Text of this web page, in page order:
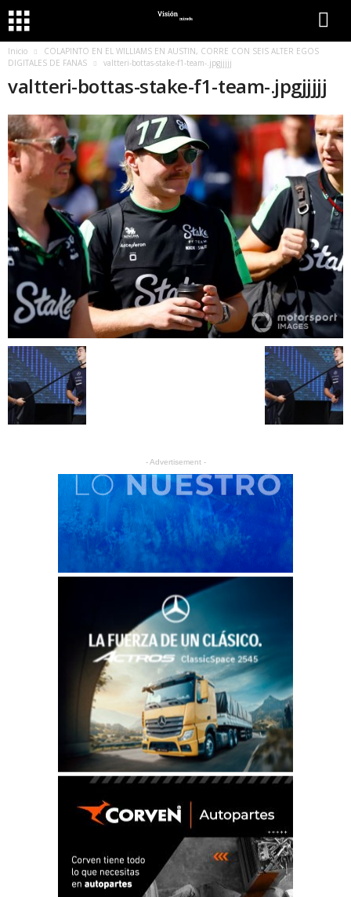
Inicio
COLAPINTO EN EL WILLIAMS EN AUSTIN, CORRE CON SEIS ALTER EGOS
DIGITALES DE FANAS
valtteri-bottas-stake-f1-team-.jpgjjjjj
valtteri-bottas-stake-f1-team-.jpgjjjjj
- Advertisement -